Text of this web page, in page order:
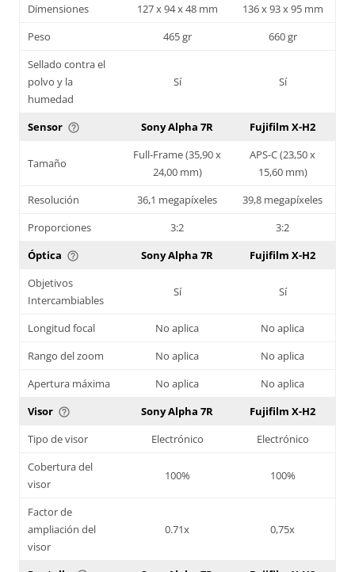
Dimensiones 127 x 94 x 48 mm
136 x 93 x 95 mm
Peso
465 gr
660 gr
Sellado contra el
polvo y la
humedad
Sí Sí
Sensor help_outline Sony Alpha 7R Fujifilm X-H2
Tamaño
Full-Frame (35,90 x
24,00 mm)
APS-C (23,50 x
15,60 mm)
Resolución
36,1 megapíxeles
39,8 megapíxeles
Proporciones
3:2
3:2
Óptica help_outline Sony Alpha 7R
Fujifilm X-H2
Objetivos
Intercambiables
Sí Sí
Longitud focal No aplica
No aplica
Rango del zoom
No aplica
No aplica
Apertura máxima
No aplica
No aplica
Visor help_outline Sony Alpha 7R
Fujifilm X-H2
Tipo de visor
Electrónico
Electrónico
Cobertura del
visor
100% 100%
Factor de
ampliación del
visor
0.71x 0,75x